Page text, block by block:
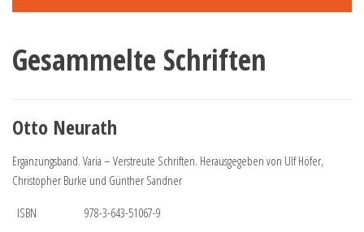
Gesammelte Schriften
Otto Neurath
Ergänzungsband. Varia – Verstreute Schriften. Herausgegeben von Ulf Höfer,
Christopher Burke und Günther Sandner
ISBN
978-3-643-51067-9